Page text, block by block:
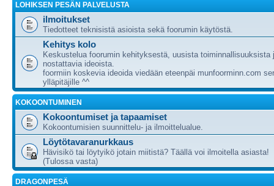
LOHIKSEN PESÄN PALVELUSTA
ilmoitukset
Tiedotteet teknisistä asioista sekä foorumin käytöstä.
Kehitys kolo
Keskustelua foorumin kehityksestä, uusista toiminnallisuuksista
nostattavia ideoista.
foormiin koskevia ideoida viedään eteenpäi munfoorminn.com
ylläpitäjille ^^
KOKOONTUMINEN
Kokoontumiset ja tapaamiset
Kokoontumisien suunnittelu- ja ilmoittelualue.
Löytötavaranurkkaus
Hävisikö tai löytyikö jotain miitistä? Täällä voi ilmoitella asiasta!
(Tulossa vasta)
DRAGONPESÄ